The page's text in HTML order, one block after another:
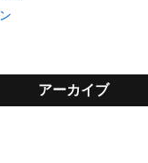
アーカイブ